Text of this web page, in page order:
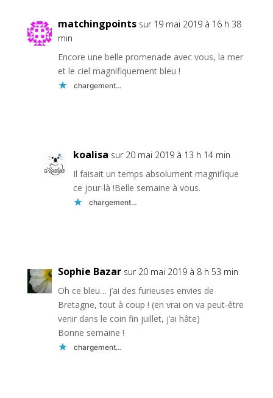
matchingpoints sur 19 mai 2019 à 16 h 38
min
Encore une belle promenade avec vous, la mer
et le ciel magnifiquement bleu !
chargement…
koalisa sur 20 mai 2019 à 13 h 14 min
Il faisait un temps absolument magnifique
ce jour-là !Belle semaine à vous.
chargement…
Sophie Bazar sur 20 mai 2019 à 8 h 53 min
Oh ce bleu… j’ai des furieuses envies de
Bretagne, tout à coup ! (en vrai on va peut-être
venir dans le coin fin juillet, j’ai hâte)
Bonne semaine !
chargement…